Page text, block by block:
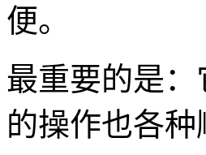
便。
最重要的是：
的操作也各种